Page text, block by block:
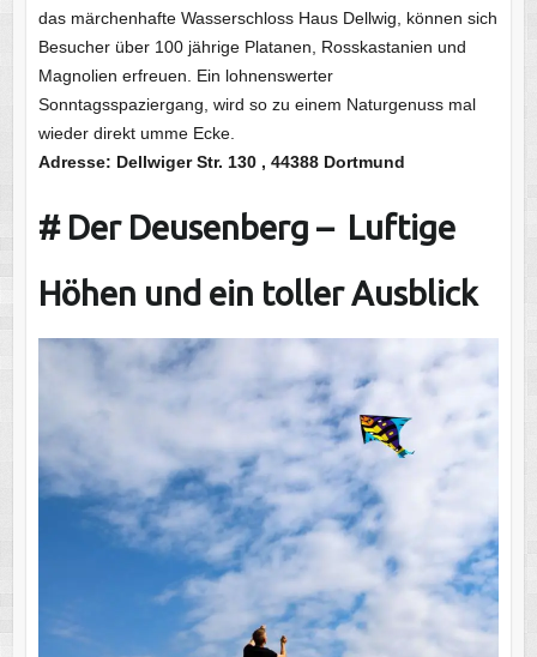
das märchenhafte Wasserschloss Haus Dellwig, können sich
Besucher über 100 jährige Platanen, Rosskastanien und
Magnolien erfreuen. Ein lohnenswerter
Sonntagsspaziergang, wird so zu einem Naturgenuss mal
wieder direkt umme Ecke.
Adresse: Dellwiger Str. 130 , 44388 Dortmund
# Der Deusenberg – Luftige
Höhen und ein toller Ausblick